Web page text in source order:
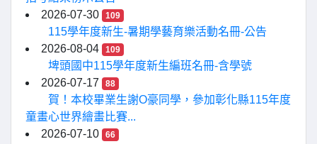
2026-07-30
109
115學年度新生-暑期學藝育樂活動名冊-公告
2026-08-04
109
埤頭國中115學年度新生編班名冊-含學號
2026-07-17
88
賀！本校畢業生謝O豪同學，參加彰化縣115年度
童畫心世界繪畫比賽...
2026-07-10
66